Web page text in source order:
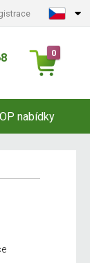
0
nabídky